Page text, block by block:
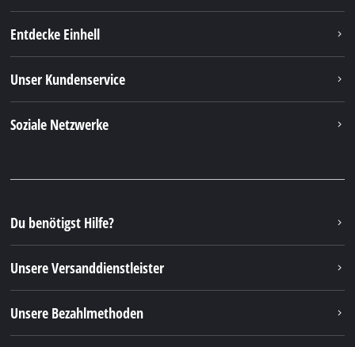
Entdecke Einhell
Unser Kundenservice
Soziale Netzwerke
Du benötigst Hilfe?
Unsere Versanddienstleister
Unsere Bezahlmethoden